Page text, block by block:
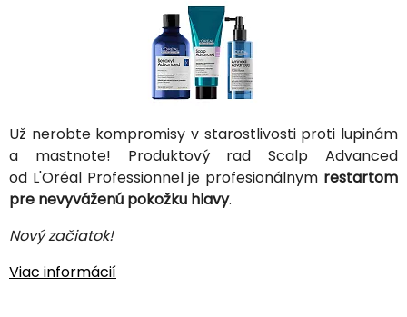
Už nerobte kompromisy v starostlivosti proti lupinám
a mastnote! Produktový rad Scalp Advanced
od L'Oréal Professionnel je profesionálnym restartom
pre nevyváženú pokožku hlavy.
Nový začiatok!
Viac informácií